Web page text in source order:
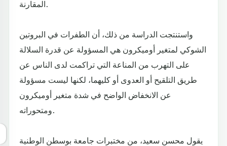
المقارنة.
واستنتجت الدراسة من ذلك، أن الطفرات في البروتين
الشوكي لمتغير أوميكرون هي المسؤولة عن قدرة السلالة
على التهرب من المناعة التي تراكمت لدى الناس عن
طريق التلقيح أو العدوى أو كليهما، لكنها ليست مسؤولة
عن الانخفاض الواضح في شدة متغير أوميكرون
ومتحوراته.
يقول محسن سعيد، من مختبرات جامعة بوسطن الوطنية